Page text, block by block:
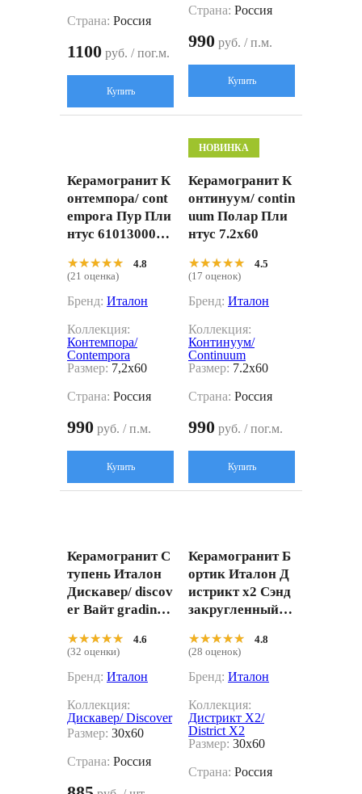
Страна: Россия
1100 руб. / пог.м.
Купить
Страна: Россия
990 руб. / п.м.
Купить
Керамогранит К
онтемпора/ cont
empora Пур Пли
нтус 6101300003
★★★★★
★★★★★
4.8
(21 оценка)
Бренд: Италон
Коллекция:
Контемпора/
Contempora
Размер: 7,2x60
Страна: Россия
990 руб. / п.м.
Купить
НОВИНКА
Керамогранит К
онтинуум/ contin
uum Полар Пли
нтус 7.2x60
★★★★★
★★★★★
4.5
(17 оценок)
Бренд: Италон
Коллекция:
Континуум/
Continuum
Размер: 7.2x60
Страна: Россия
990 руб. / пог.м.
Купить
Керамогранит С
тупень Италон
Дискавер/ discov
er Вайт gradino
ный 30x60
★★★★★
★★★★★
4.6
(32 оценки)
Бренд: Италон
Коллекция:
Дискавер/ Discover
Размер: 30x60
Страна: Россия
Керамогранит Б
ортик Италон Д
истрикт х2 Сэнд
закругленный П
0250 бежевый 30
x60
★★★★★
★★★★★
4.8
(28 оценок)
Бренд: Италон
Коллекция:
Дистрикт X2/
District X2
Размер: 30x60
Страна: Россия